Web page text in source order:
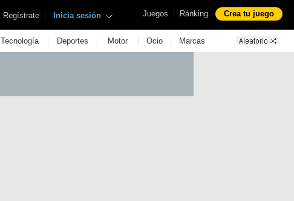
Juegos | Ránking Crea tu juego
Regístrate | Inicia sesión
Tecnología | Deportes | Motor | Ocio | Marcas